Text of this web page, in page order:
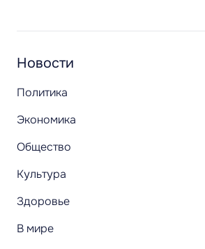
Новости
Политика
Экономика
Общество
Культура
Здоровье
В мире